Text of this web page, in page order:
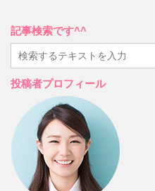
記事検索です^^
投稿者プロフィール